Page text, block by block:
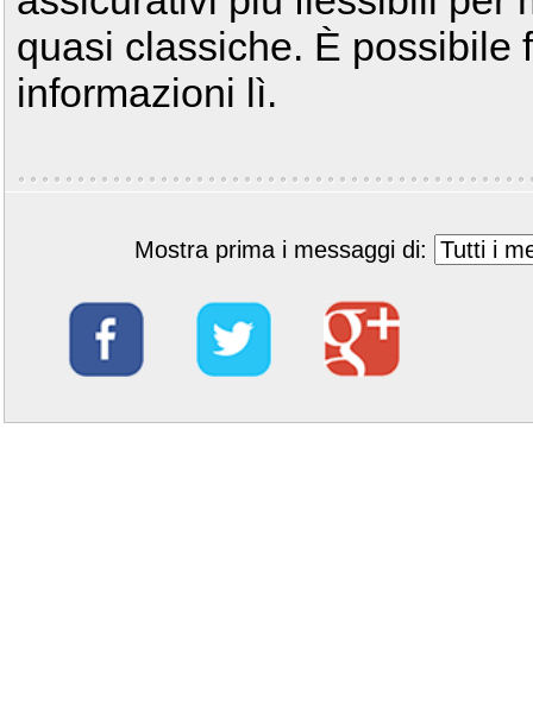
quasi classiche. È possibile
informazioni lì.
Mostra prima i messaggi di: